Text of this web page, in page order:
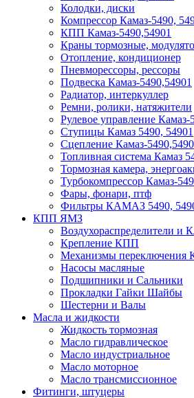
Колодки, диски
Компрессор Камаз-5490,
КПП Камаз-5490,54901
Краны тормозные,
Отопление, кондиционер
Пневморессоры, рессоры
Подвеска Камаз-5490,54901
Радиатор, интеркуллер
Ремни, ролики, натяжители
Рулевое управление Камаз-
Ступицы Камаз 5490, 54901
Сцепление Камаз-
Топливная система Камаз
Тормозная камера,
Турбокомпрессор Камаз-
Фары, фонари, птф
Фильтры КАМАЗ 5490,
КПП ЯМЗ
Воздухораспределители и
Крепление КПП
Механизмы переключения
Насосы масляные
Подшипники и Сальники
Прокладки Гайки Шайбы
Шестерни и Валы
Масла и жидкости
Жидкость тормозная
Масло гидравлическое
Масло индустриальное
Масло моторное
Масло трансмиссионное
Фитинги, штуцеры